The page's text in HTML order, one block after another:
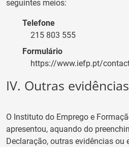
seguintes meios:
Telefone
215 803 555
Formulário
https://www.iefp.pt/
IV. Outras evidências
O Instituto do Emprego e
apresentou, aquando do
Declaração, outras evidências ou